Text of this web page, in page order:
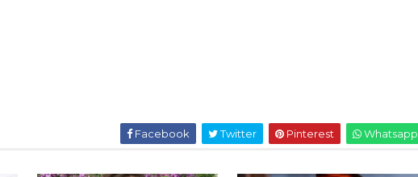
Facebook Twitter Pinterest Whatsapp